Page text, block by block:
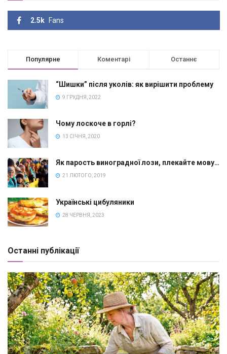
2.5k Fans
Популярне Коментарі Останнє
“Шишки” після уколів: як вирішити проблему
9 ГРУДНЯ, 2022
Чому лоскоче в горлі?
13 СІЧНЯ, 2020
Як парость виноградної лози, плекайте мову…
21 ЛЮТОГО, 2019
Українські цибуляники
28 ЧЕРВНЯ, 2023
Останні публікації